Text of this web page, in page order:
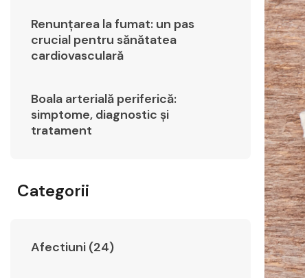
Renunțarea la fumat: un pas
crucial pentru sănătatea
cardiovasculară
Boala arterială periferică:
simptome, diagnostic și
tratament
Categorii
Afectiuni (24)